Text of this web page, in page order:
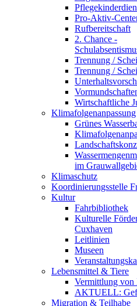
Pro-Aktiv-
Rufbereitschaft
2. Chance -
Trennung /
Trennung /
Wirtschaftliche
Klimafolgenanpassung
Grünes
im
Klimaschutz
Koordinierungsstelle
Kultur
Fahrbibliothek
Kulturelle
Cuxhaven
Leitlinien
Museen
Lebensmittel & Tiere
Vermittlung von
AKTUELL:
Migration & Teilhabe